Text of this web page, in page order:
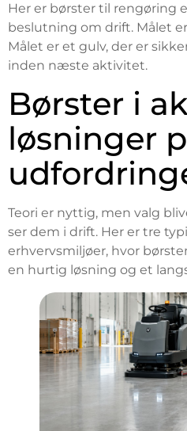
Her er børster til rengøring
beslutning om drift. Målet
Målet er et gulv, der er
inden næste aktivitet.
Børster i
løsninger
Teori er nyttig, men valg
ser dem i drift. Her er tre
erhvervsmiljøer, hvor
en hurtig løsning og et